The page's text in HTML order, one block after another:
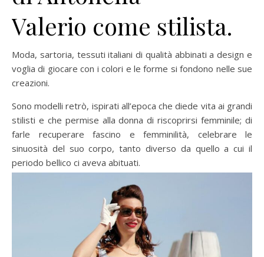
Valerio come stilista.
Moda, sartoria, tessuti italiani di qualità abbinati a design e
voglia di giocare con i colori e le forme si fondono nelle sue
creazioni.
Sono modelli retrò, ispirati all’epoca che diede vita ai grandi
stilisti e che permise alla donna di riscoprirsi femminile; di
farle recuperare fascino e femminilità, celebrare le
sinuosità del suo corpo, tanto diverso da quello a cui il
periodo bellico ci aveva abituati.